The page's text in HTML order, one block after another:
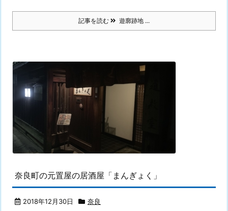
記事を読む 遊廓跡地 ...
奈良町の元置屋の居酒屋「まんぎょく」
2018年12月30日 奈良